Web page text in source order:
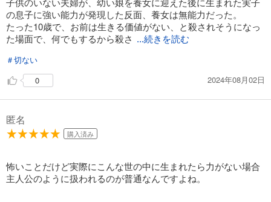
あらすじを表示する
東郷家へ嫁いだ話 22
165円 (税込)
試し読み
165円 (税込)
試し読み
あらすじを表示する
の息子に強い能力が発現した反面、養女は無能力だった。
たった10歳で、お前は生きる価値がない、と殺されそうになっ
た場面で、何でもするから殺さ
...続きを読む
＃切ない
0
2024年08月02日
匿名
購入済み
怖いことだけど実際にこんな世の中に生まれたら力がない場合
主人公のように扱われるのが普通なんですよね。